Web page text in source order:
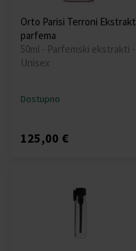
Orto Parisi Terroni Ekstrakt
parfema
50ml - Parfemski ekstrakti -
Unisex
Dostupno
125,00 €